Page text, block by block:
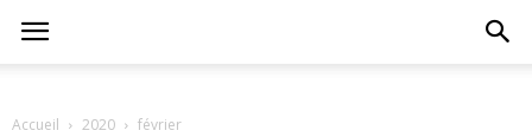
Accueil 2020 février